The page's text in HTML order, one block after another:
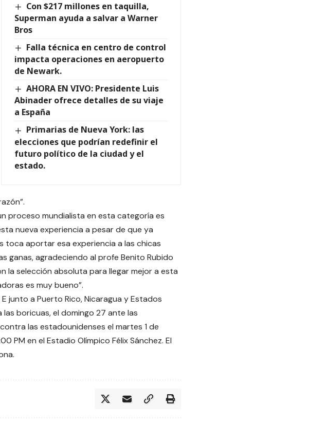
Con $217 millones en taquilla,
Superman ayuda a salvar a Warner
Bros
Falla técnica en centro de control
impacta operaciones en aeropuerto
de Newark.
AHORA EN VIVO: Presidente Luis
Abinader ofrece detalles de su viaje
a España
Primarias de Nueva York: las
elecciones que podrían redefinir el
futuro político de la ciudad y el
estado.
proceso mundialista en esta categoría es
nueva experiencia a pesar de que ya
toca aportar esa experiencia a las chicas
ganas, agradeciendo al profe Benito Rubido
selección absoluta para llegar mejor a esta
es muy bueno”.
junto a Puerto Rico, Nicaragua y Estados
boricuas, el domingo 27 ante las
las estadounidenses el martes 1 de
PM en el Estadio Olímpico Félix Sánchez. El